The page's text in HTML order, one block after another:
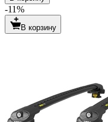
-11%
В корзину